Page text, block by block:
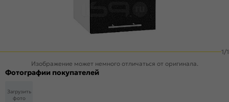
1/1
Изображение может немного отличаться от оригинала.
Фотографии покупателей
Загрузить
фото